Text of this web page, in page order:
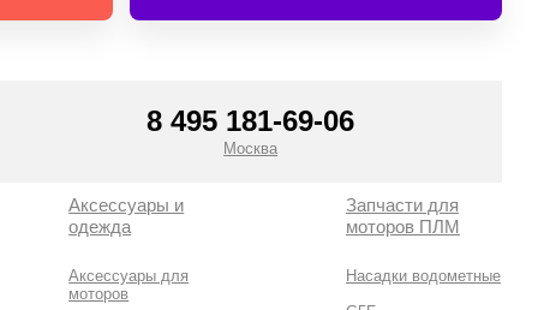
8 495 181-69-06
Москва
Аксессуары и
одежда
Аксессуары для
моторов
Запчасти для
моторов ПЛМ
Насадки водометные